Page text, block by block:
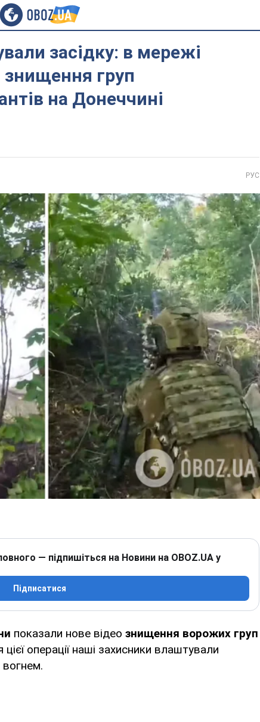
засідку: в мережі
знищення груп
на Донеччині
РУС
— підпишіться на Новини на OBOZ.UA у
Підписатися
показали нове відео знищення ворожих груп
операції наші захисники влаштували
вогнем.